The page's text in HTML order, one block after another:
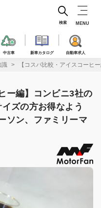
中古車 新車カタログ 自動車求人
検索 MENU
識 【コスパ比較・アイスコーヒ
ー編】コンビニ3社の
ズの方お得なよう
ソン、ファミリーマ